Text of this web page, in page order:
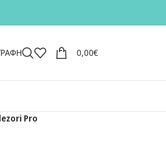
0,00€
Pro